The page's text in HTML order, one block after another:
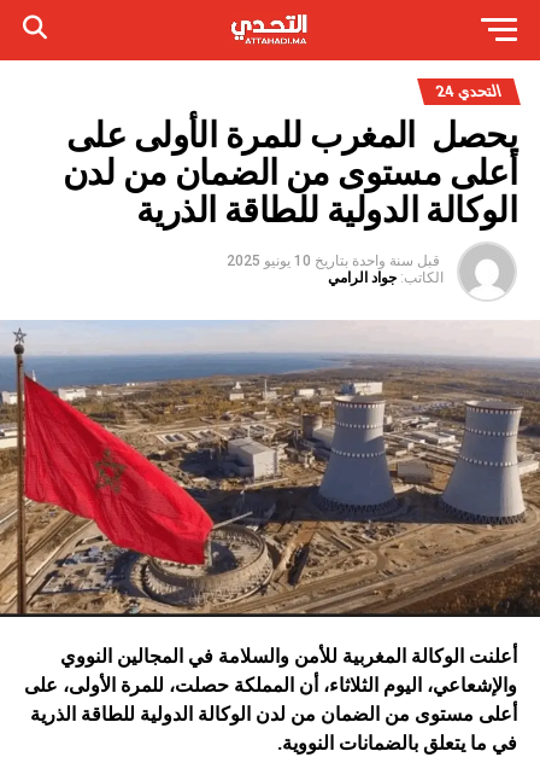
التحدي 24
يحصل المغرب للمرة الأولى على
أعلى مستوى من الضمان من لدن
الوكالة الدولية للطاقة الذرية
قبل سنة واحدة بتاريخ 10 يونيو 2025
الكاتب: جواد الرامي
أعلنت الوكالة المغربية للأمن والسلامة في المجالين النووي
والإشعاعي، اليوم الثلاثاء، أن المملكة حصلت، للمرة الأولى، على
أعلى مستوى من الضمان من لدن الوكالة الدولية للطاقة الذرية
في ما يتعلق بالضمانات النووية.